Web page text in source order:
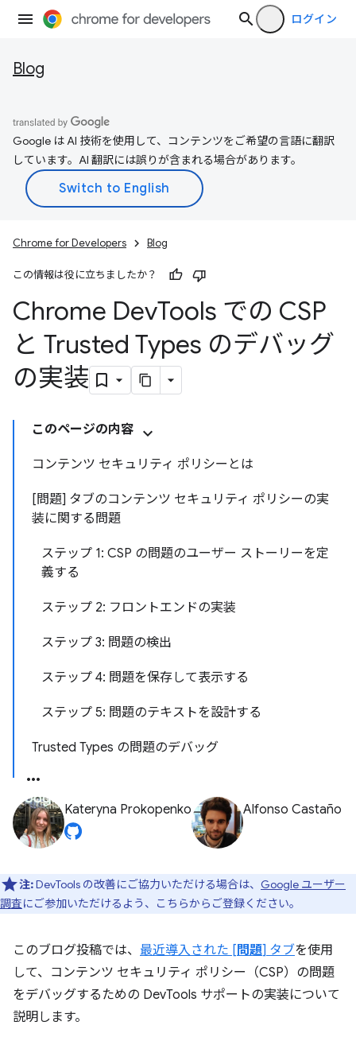
ログイン
Blog
Google は AI 技術を使用して、コンテンツをご希望の言語に翻訳
しています。AI 翻訳には誤りが含まれる場合があります。
Chrome for Developers Blog
この情報は役に立ちましたか？
Chrome DevTools での CSP
と Trusted Types のデバッグ
の実装
このページの内容
コンテンツ セキュリティ ポリシーとは
[問題] タブのコンテンツ セキュリティ ポリシーの実
装に関する問題
ステップ 1: CSP の問題のユーザー ストーリーを定
義する
ステップ 2: フロントエンドの実装
ステップ 3: 問題の検出
ステップ 4: 問題を保存して表示する
ステップ 5: 問題のテキストを設計する
Trusted Types の問題のデバッグ
Kateryna Prokopenko Alfonso Castaño
注:DevTools の改善にご協力いただける場合は、 Google ユーザー
調査にご参加いただけるよう、こちらからご登録ください。
このブログ投稿では、 最近導入された [ 問題] タブを使用
して、コンテンツ セキュリティ ポリシー（CSP）の問題
をデバッグするための DevTools サポートの実装について
説明します。